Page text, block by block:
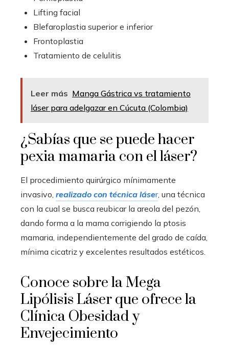
Lifting facial
Blefaroplastia superior e inferior
Frontoplastia
Tratamiento de celulitis
Leer más Manga Gástrica vs tratamiento
láser para adelgazar en Cúcuta (Colombia)
¿Sabías que se puede hacer
pexia mamaria con el láser?
El procedimiento quirúrgico mínimamente
invasivo, realizado con técnica láser, una técnica
con la cual se busca reubicar la areola del pezón,
dando forma a la mama corrigiendo la ptosis
mamaria, independientemente del grado de caída,
mínima cicatriz y excelentes resultados estéticos.
Conoce sobre la Mega
Lipólisis Láser que ofrece la
Clínica Obesidad y
Envejecimiento